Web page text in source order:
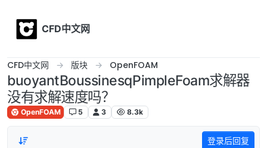
CFD中文网
CFD中文网 版块 OpenFOAM
buoyantBoussinesqPimpleFoam求解器
没有求解速度吗？
OpenFOAM 5 3 8.3k
登录后回复